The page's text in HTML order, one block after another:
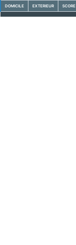
DOMICILE EXTERIEUR SCORE